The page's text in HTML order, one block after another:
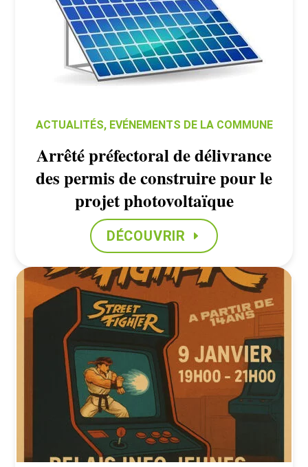
ACTUALITÉS, EVÉNEMENTS DE LA COMMUNE
Arrêté préfectoral de délivrance
des permis de construire pour le
projet photovoltaïque
DÉCOUVRIR